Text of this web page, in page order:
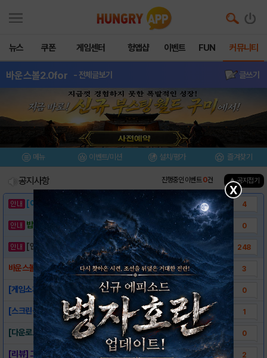
뉴스 쿠폰 게임센터 헝앱샵 이벤트 FUN 커뮤니티
바운스볼2.0for - 전체글보기 글쓰기
메뉴 이벤트/미션 설치/평가 즐겨찾기
공지사항 진행중인 이벤트0건 ▲ 공지접기
[이벤트] 웃음으로 매일매일 해피! 유머 게시.. 4
밥알이의 헝앱통신 ⑲ “밥알이, 드디어 멀티를.. 0
[안내] 헝그리앱 필수 상식! 밥알 획득 안내.. 248
바운스볼 ALL 스테이지 공략모음 (12.16.. 3
[게임소개]-바운스볼 2.0 for Kakao 0
[스크린샷]-바운스볼 2.0 for Kakao 1
[다운로드 링크]-바운스볼 2.0 for Ka.. 0
[리뷰] 그대의 심장을 바운스바운스~ 바운스볼.. 2
X